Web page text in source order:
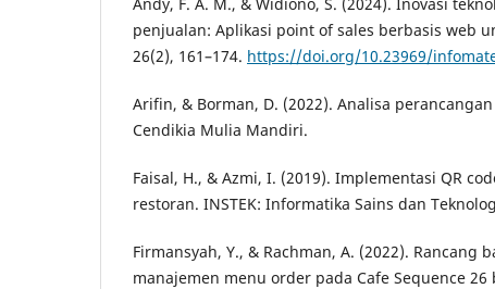
penjualan: Aplikasi point of sales berbasis web
26(2), 161–174. https://doi.org/10.23969/
Arifin, & Borman, D. (2022). Analisa
Cendikia Mulia Mandiri.
Faisal, H., & Azmi, I. (2019). Implementasi QR
restoran. INSTEK: Informatika Sains dan
Firmansyah, Y., & Rachman, A. (2022). Rancang
manajemen menu order pada Cafe Sequence